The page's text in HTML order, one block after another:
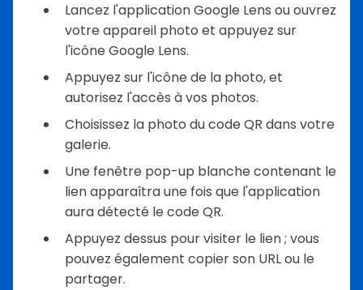
Lancez l'application Google Lens ou ouvrez
votre appareil photo et appuyez sur
l'icône Google Lens.
Appuyez sur l'icône de la photo, et
autorisez l'accès à vos photos.
Choisissez la photo du code QR dans votre
galerie.
Une fenêtre pop-up blanche contenant le
lien apparaîtra une fois que l'application
aura détecté le code QR.
Appuyez dessus pour visiter le lien ; vous
pouvez également copier son URL ou le
partager.